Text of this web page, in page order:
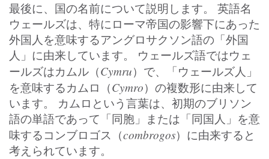
最後に、国の名前について説明します。 英語名
ウェールズは、特にローマ帝国の影響下にあった
外国人を意味するアングロサクソン語の「外国
人」に由来しています。 ウェールズ語ではウェ
ールズはカムル（Cymru）で、「ウェールズ人」
を意味するカムロ（Cymro）の複数形に由来して
います。 カムロという言葉は、初期のブリソン
語の単語であって「同胞」または「同国人」を意
味するコンブロゴス（combrogos）に由来すると
考えられています。